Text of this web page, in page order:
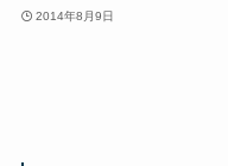
2014年8月9日